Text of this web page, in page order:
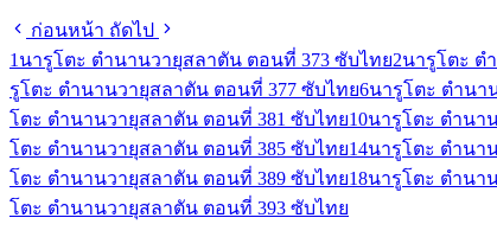
ก่อนหน้า ถัดไป
1 นารูโตะ ตำนานวายุสลาตัน ตอนที่ 373 ซับไทย2นารูโตะ ต
รูโตะ ตำนานวายุสลาตัน ตอนที่ 377 ซับไทย6นารูโตะ ตำนา
โตะ ตำนานวายุสลาตัน ตอนที่ 381 ซับไทย10นารูโตะ ตำนา
โตะ ตำนานวายุสลาตัน ตอนที่ 385 ซับไทย14นารูโตะ ตำนา
โตะ ตำนานวายุสลาตัน ตอนที่ 389 ซับไทย18นารูโตะ ตำนา
โตะ ตำนานวายุสลาตัน ตอนที่ 393 ซับไทย